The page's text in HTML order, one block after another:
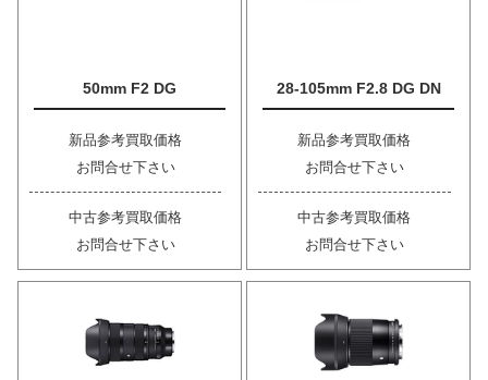
50mm F2 DG
新品参考買取価格
お問合せ下さい
中古参考買取価格
お問合せ下さい
28-105mm F2.8 DG DN
新品参考買取価格
お問合せ下さい
中古参考買取価格
お問合せ下さい